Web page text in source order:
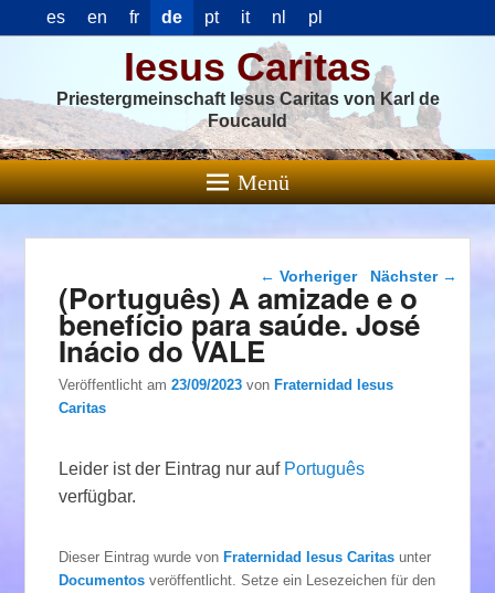
es en fr de pt it nl pl
Iesus Caritas
Priestergmeinschaft Iesus Caritas von Karl de
Foucauld
Menü
Beitragsnavigation
← Vorheriger Nächster →
(Português) A amizade e o
benefício para saúde. José
Inácio do VALE
Veröffentlicht am23/09/2023 vonFraternidad Iesus
Caritas
Leider ist der Eintrag nur auf Português
verfügbar.
Dieser Eintrag wurde vonFraternidad Iesus Caritas unter
Documentos veröffentlicht. Setze ein Lesezeichen für den